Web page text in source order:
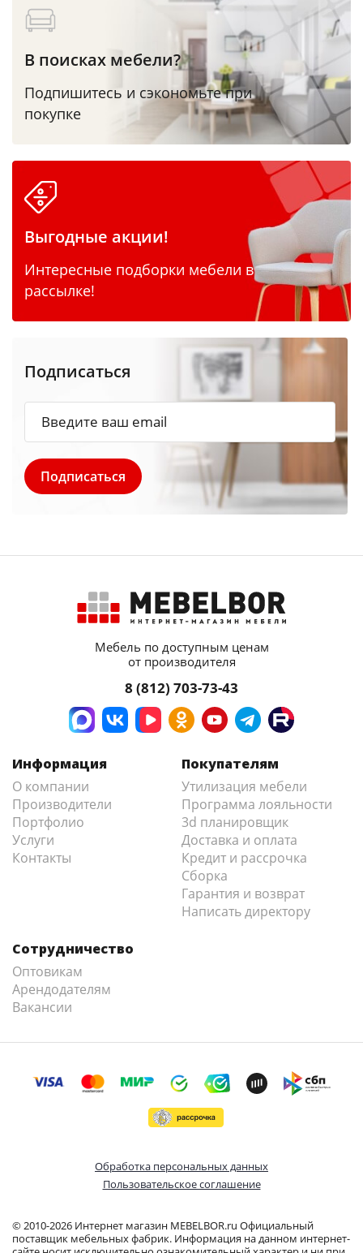
В поисках мебели?
Подпишитесь и сэкономьте при
покупке
Выгодные акции!
Интересные подборки мебели в
рассылке!
Подписаться
Мебель по доступным ценам
от производителя
8 (812) 703-73-43
Информация
О компании
Производители
Портфолио
Услуги
Контакты
Покупателям
Утилизация мебели
Программа лояльности
3d планировщик
Доставка и оплата
Кредит и рассрочка
Сборка
Гарантия и возврат
Написать директору
Сотрудничество
Оптовикам
Арендодателям
Вакансии
© 2010-2026 Интернет магазин MEBELBOR.ru Официальный
поставщик мебельных фабрик. Информация на данном интернет-
Обработка персональных данных
Пользовательское соглашение